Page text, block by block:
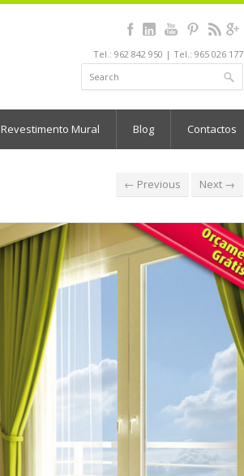
Tel.: 962 842 950 | Tel.: 965 026 177
Revestimento Mural Blog Contactos
← Previous Next →